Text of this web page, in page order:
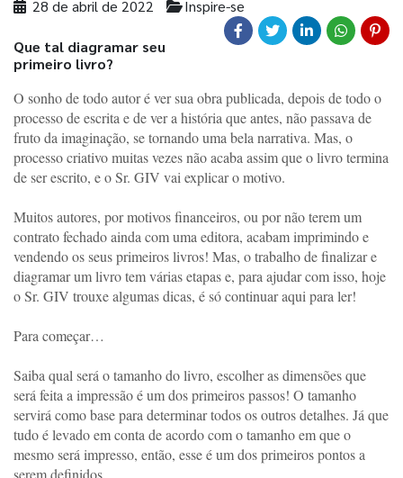
28 de abril de 2022
Inspire-se
Que tal diagramar seu
primeiro livro?
O sonho de todo autor é ver sua obra publicada, depois de todo o
processo de escrita e de ver a história que antes, não passava de
fruto da imaginação, se tornando uma bela narrativa. Mas, o
processo criativo muitas vezes não acaba assim que o livro termina
de ser escrito, e o Sr. GIV vai explicar o motivo.
Muitos autores, por motivos financeiros, ou por não terem um
contrato fechado ainda com uma editora, acabam imprimindo e
vendendo os seus primeiros livros! Mas, o trabalho de finalizar e
diagramar um livro tem várias etapas e, para ajudar com isso, hoje
o Sr. GIV trouxe algumas dicas, é só continuar aqui para ler!
Para começar…
Saiba qual será o tamanho do livro, escolher as dimensões que
será feita a impressão é um dos primeiros passos! O tamanho
servirá como base para determinar todos os outros detalhes. Já que
tudo é levado em conta de acordo com o tamanho em que o
mesmo será impresso, então, esse é um dos primeiros pontos a
serem definidos.